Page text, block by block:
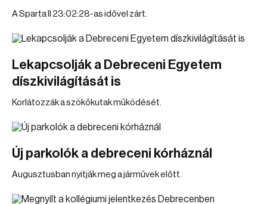
A Sparta II 23:02:28-as idővel zárt.
Lekapcsolják a Debreceni Egyetem
díszkivilágítását is
Korlátozzák a szökőkutak működését.
Új parkolók a debreceni kórháznál
Augusztusban nyitják meg a járművek előtt.